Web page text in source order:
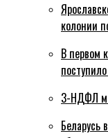
колонии
В первом
3-НДФЛ
Беларусь